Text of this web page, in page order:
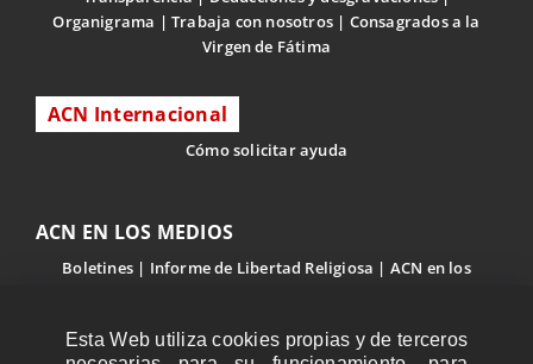
Organigrama
Trabaja con nosotros
Consagrados a la
Virgen de Fátima
ACN Internacional
Cómo solicitar ayuda
ACN EN LOS MEDIOS
Boletines Informe de Libertad Religiosa
ACN en los
Esta Web utiliza cookies propias y de terceros